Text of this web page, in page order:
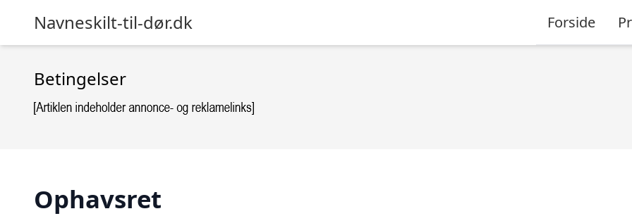
Navneskilt-til-dør.dk Forside
Betingelser
Ophavsret